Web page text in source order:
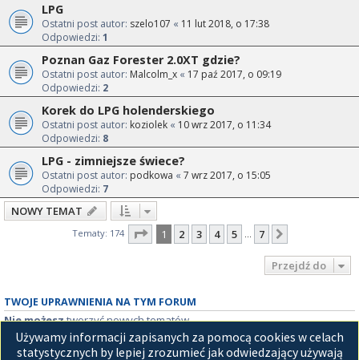
LPG
Ostatni post autor: szelo107 « 11 lut 2018, o 17:38
Odpowiedzi: 1
Poznan Gaz Forester 2.0XT gdzie?
Ostatni post autor: Malcolm_x « 17 paź 2017, o 09:19
Odpowiedzi: 2
Korek do LPG holenderskiego
Ostatni post autor: koziolek « 10 wrz 2017, o 11:34
Odpowiedzi: 8
LPG - zimniejsze świece?
Ostatni post autor: podkowa « 7 wrz 2017, o 15:05
Odpowiedzi: 7
NOWY TEMAT
Tematy: 174 Strona z7
1 2 3 4 5 … 7
Przejdź do
TWOJE UPRAWNIENIA NA TYM FORUM
Nie możesztworzyć nowych tematów
Nie możeszodpowiadać w tematach
Nie możeszzmieniać swoich postów
Używamy informacji zapisanych za pomocą cookies w celach
statystycznych by lepiej zrozumieć jak odwiedzający używają